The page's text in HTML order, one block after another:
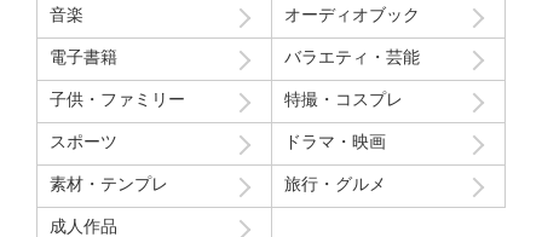
月間ランキング
年間ランキング
音楽 オーディオブック
電子書籍 バラエティ・芸能
子供・ファミリー 特撮・コスプレ
スポーツ ドラマ・映画
素材・テンプレ 旅行・グルメ
成人作品